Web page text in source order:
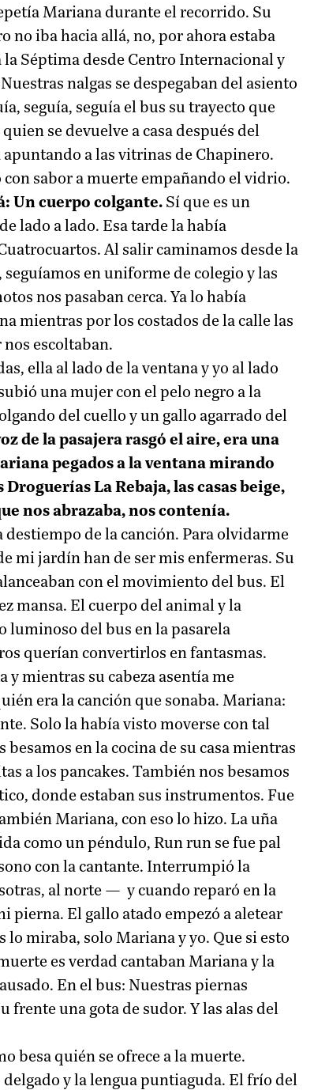
Mariana durante el recorrido. Su
no iba hacia allá, no, por ahora estaba
Séptima desde Centro Internacional y
nalgas se despegaban del asiento
seguía, seguía el bus su trayecto que
se devuelve a casa después del
a las vitrinas de Chapinero.
sabor a muerte empañando el vidrio.
Un cuerpo colgante. Sí que es un
lado a lado. Esa tarde la había
Al salir caminamos desde la
seguíamos en uniforme de colegio y las
nos pasaban cerca. Ya lo había
mientras por los costados de la calle las
escoltaban.
ella al lado de la ventana y yo al lado
una mujer con el pelo negro a la
del cuello y un gallo agarrado del
de la pasajera rasgó el aire, era una
pegados a la ventana mirando
La Rebaja, las casas beige,
nos abrazaba, nos contenía.
de la canción. Para olvidarme
mi jardín han de ser mis enfermeras. Su
con el movimiento del bus. El
mansa. El cuerpo del animal y la
luminoso del bus en la pasarela
querían convertirlos en fantasmas.
y mientras su cabeza asentía me
era la canción que sonaba. Mariana:
Solo la había visto moverse con tal
en la cocina de su casa mientras
a los pancakes. También nos besamos
donde estaban sus instrumentos. Fue
Mariana, con eso lo hizo. La uña
como un péndulo, Run run se fue pal
con la cantante. Interrumpió la
al norte — y cuando reparó en la
pierna. El gallo atado empezó a aletear
miraba, solo Mariana y yo. Que si esto
es verdad cantaban Mariana y la
En el bus: Nuestras piernas
frente una gota de sudor. Y las alas del
besa quién se ofrece a la muerte.
y la lengua puntiaguda. El frío del